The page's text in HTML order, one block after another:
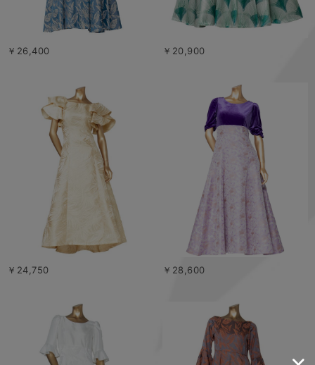
￥26,400 ￥20,900
￥24,750 ￥28,600